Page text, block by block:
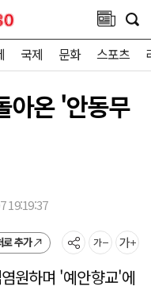
국제 문화 스포츠
아온 '안동무
19:19:37
로 추가
원하며 '예안향교'에